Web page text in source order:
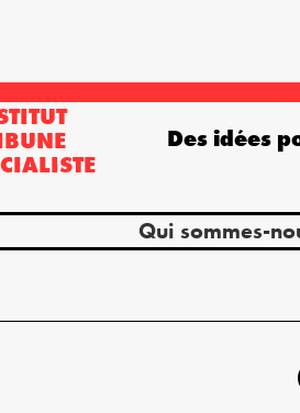
Qui sommes-
Des idées